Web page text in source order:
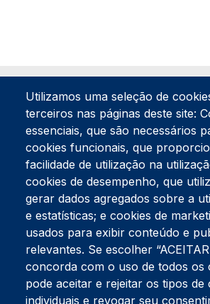
Tel:234 390 100Fax:234 390 100
Endereço Postal
Apartado 42
Rua Gil Eanes 31
3834-908 Gafanha da Nazaré
Estúdios
Rua Prior Guerra
Edifício do Centro Cultural da Gafanha da
Utilizamos uma seleção de
terceiros nas páginas deste site:
essenciais, que são necessários
cookies funcionais, que
facilidade de utilização na
cookies de desempenho, que
gerar dados agregados sobre a
e estatísticas; e cookies de
usados para exibir conteúdo e
relevantes. Se escolher
concorda com o uso de todos os
pode aceitar e rejeitar os tipos de
individuais e revogar seu